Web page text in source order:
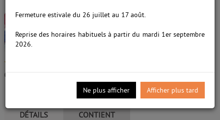
/5
0avis
Causes perdues et musiques
tropicales /Lavilliers, Bernard
Lavilliers, Bernard|Bonga
Edité parUniversal Music France S.a- 2010
DÉTAILS CONTIENT
Fermeture estivale du 26 juillet au 17 août.
Reprise des horaires habituels à partir du mardi 1er septembre
2026.
Ne plus afficher Afficher plus tard